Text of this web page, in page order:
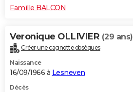
Famille BALCON
Veronique OLLIVIER (29 ans)
Créer une cagnotte obsèques
Naissance
16/09/1966 à Lesneven
Décès